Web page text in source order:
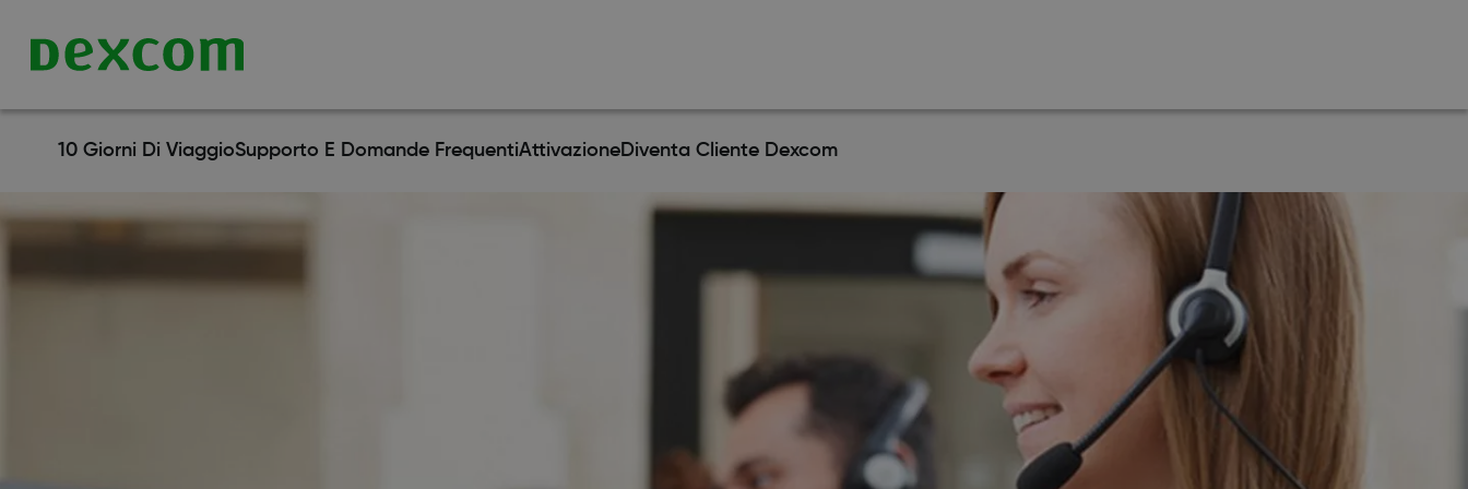
10 Giorni Di ViaggioSupporto E Domande FrequentiAttivazioneDiventa Cliente Dexcom